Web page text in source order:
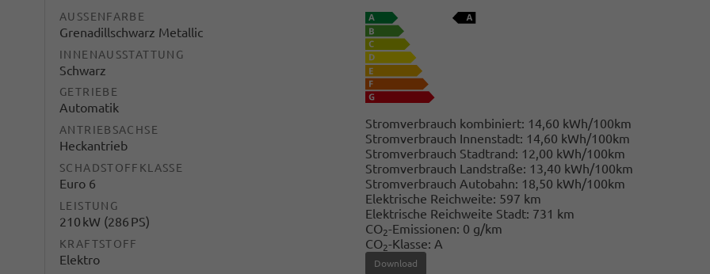
AUSSENFARBE
Grenadillschwarz Metallic
INNENAUSSTATTUNG
Schwarz
GETRIEBE
Automatik
ANTRIEBSACHSE
Heckantrieb
SCHADSTOFFKLASSE
Euro 6
LEISTUNG
210 kW (286 PS)
KRAFTSTOFF
Elektro
Stromverbrauch kombiniert: 14,60 kWh/100km
Stromverbrauch Innenstadt: 14,60 kWh/100km
Stromverbrauch Stadtrand: 12,00 kWh/100km
Stromverbrauch Landstraße: 13,40 kWh/100km
Stromverbrauch Autobahn: 18,50 kWh/100km
Elektrische Reichweite: 597 km
Elektrische Reichweite Stadt: 731 km
CO2-Emissionen: 0 g/km
CO2-Klasse: A
Download